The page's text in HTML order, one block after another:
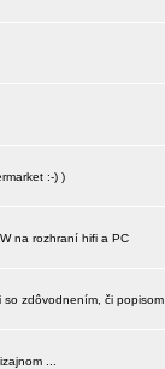
:-) )
na rozhraní hifi a PC
zdôvodnením, či
...